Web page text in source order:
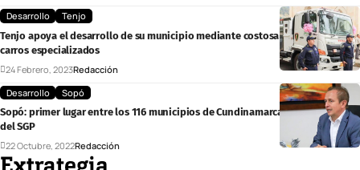
Desarrollo
Tenjo
Tenjo apoya el desarrollo de su municipio mediante costosa inversión en
carros especializados
24 Febrero, 2023Redacción
Desarrollo
Sopó
Sopó: primer lugar entre los 116 municipios de Cundinamarca en evaluación
del SGP
22 Octubre, 2022Redacción